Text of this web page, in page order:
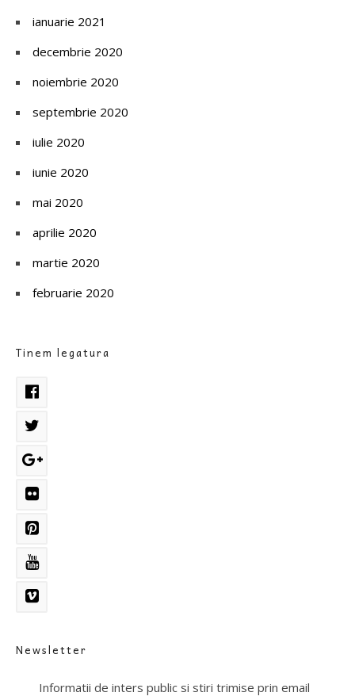
ianuarie 2021
decembrie 2020
noiembrie 2020
septembrie 2020
iulie 2020
iunie 2020
mai 2020
aprilie 2020
martie 2020
februarie 2020
Tinem legatura
Newsletter
Informatii de inters public si stiri trimise prin email